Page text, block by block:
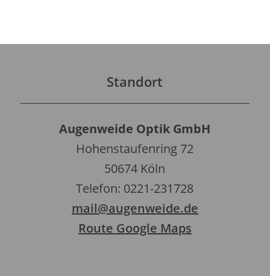
Standort
Augenweide Optik GmbH
Hohenstaufenring 72
50674 Köln
Telefon: 0221-231728
mail@augenweide.de
Route Google Maps